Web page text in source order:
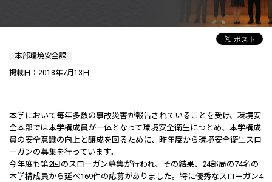
本部環境安全課
掲載日：2018年7月13日
本学において毎年多数の事故災害が報告されていることを受け、環境安
全本部では本学構成員が一体となって環境安全衛生につとめ、本学構成
員の安全意識の向上と醸成を図るために、昨年度から環境安全衛生スロ
ーガンの募集を行っています。
今年度も第2回のスローガン募集が行われ、その結果、24部局の74名の
本学構成員から延べ169件の応募がありました。特に優秀なスローガン4